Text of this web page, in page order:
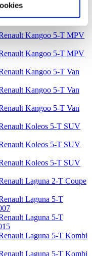
Kadjar 5-T SUV
Kangoo 5-T MPV
Kangoo 5-T MPV
Kangoo 5-T Van
Kangoo 5-T Van
Kangoo 5-T Van
Koleos 5-T SUV
Koleos 5-T SUV
Koleos 5-T SUV
Laguna 2-T Coupe
Laguna 5-T
Laguna 5-T
Laguna 5-T Kombi
Laguna 5-T Kombi